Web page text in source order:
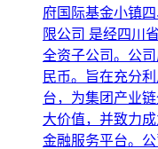
府国际基金小镇
限公司 是经四川
全资子公司。公
民币。旨在充分
台，为集团产业
大价值，并致力
金融服务平台。